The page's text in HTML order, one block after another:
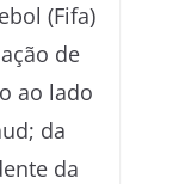
(Fifa)
de
ao lado
da
da